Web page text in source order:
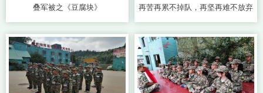
叠军被之《豆腐块》 再苦再累不掉队，再坚再难不放弃